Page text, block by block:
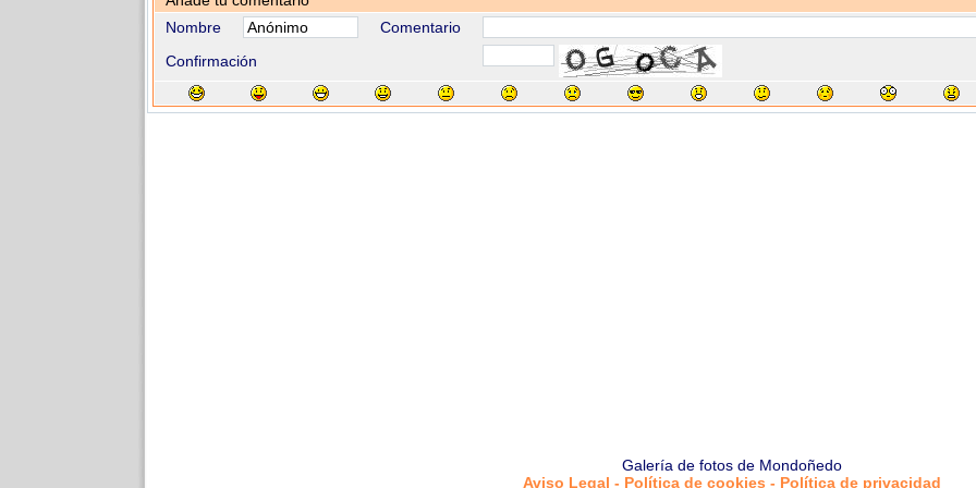
Nombre
Comentario
Confirmación
Galería de fotos de Mondoñedo
Aviso Legal - Política de cookies - Política de privacidad